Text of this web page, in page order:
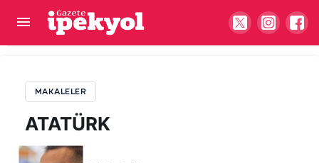
MAKALELER
ATATÜRK
ATATÜRK